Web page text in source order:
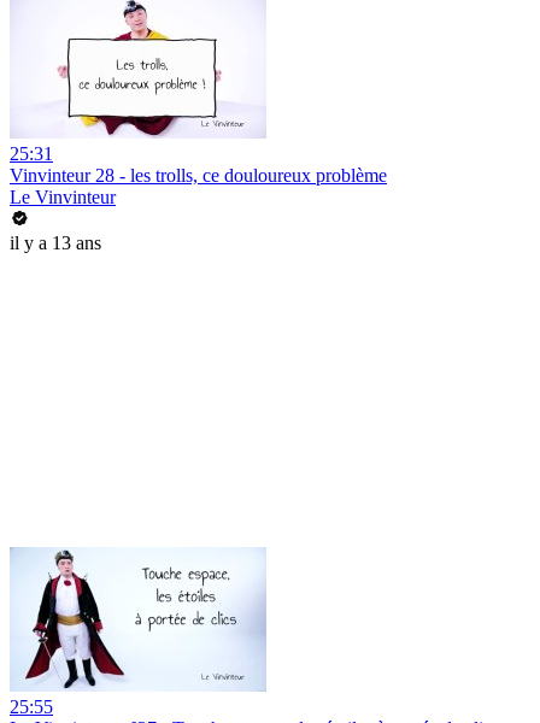
25:31
Vinvinteur 28 - les trolls, ce douloureux problème
Le Vinvinteur
il y a 13 ans
25:55